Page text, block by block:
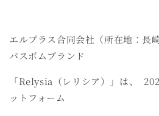
エルプラス合同会社（所在地：長
バスボムブランド
「Relysia（レリシア）」は、
ットフォーム